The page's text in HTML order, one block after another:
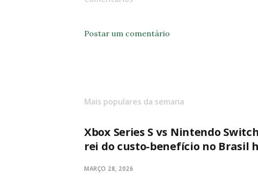
Postar um comentário
Mais populares da semana
Xbox Series S vs Nintendo
rei do custo-benefício no Brasil
MARÇO 28, 2026